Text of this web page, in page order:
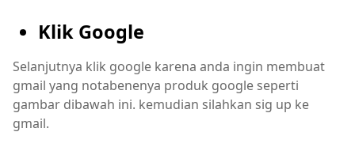
Klik Google
Selanjutnya klik google karena anda ingin membuat
gmail yang notabenenya produk google seperti
gambar dibawah ini. kemudian silahkan sig up ke
gmail.